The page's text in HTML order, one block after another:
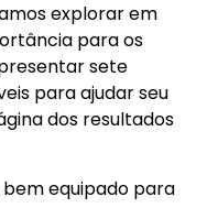
explorar em
para os
sete
para ajudar seu
dos resultados
equipado para